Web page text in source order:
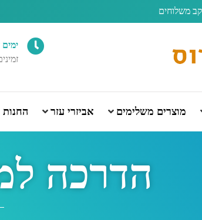
משלוחים
ימים א-ה
מוצרים משלימים אביזרי עזר החנות
הדרכה